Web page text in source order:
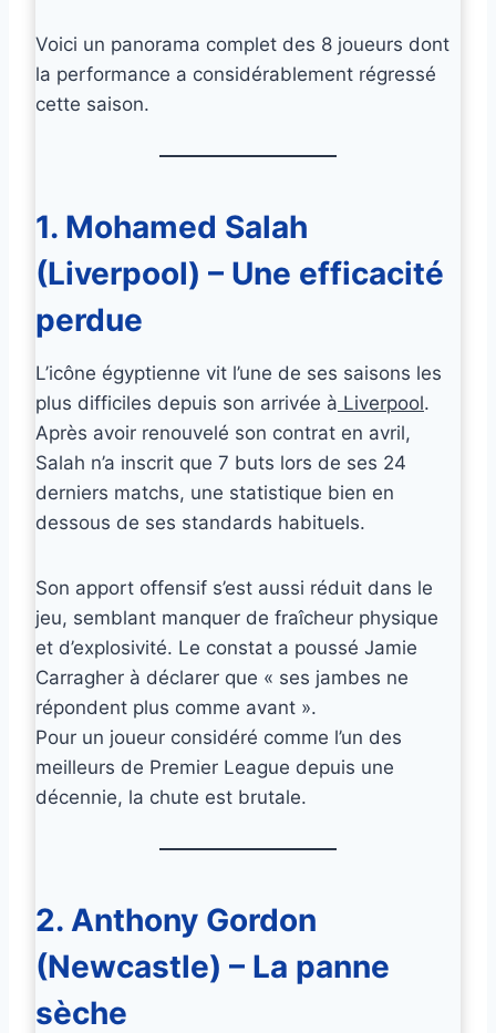
Voici un panorama complet des 8 joueurs dont
la performance a considérablement régressé
cette saison.
1. Mohamed Salah
(Liverpool) – Une efficacité
perdue
L’icône égyptienne vit l’une de ses saisons les
plus difficiles depuis son arrivée à Liverpool.
Après avoir renouvelé son contrat en avril,
Salah n’a inscrit que 7 buts lors de ses 24
derniers matchs, une statistique bien en
dessous de ses standards habituels.
Son apport offensif s’est aussi réduit dans le
jeu, semblant manquer de fraîcheur physique
et d’explosivité. Le constat a poussé Jamie
Carragher à déclarer que « ses jambes ne
répondent plus comme avant ».
Pour un joueur considéré comme l’un des
meilleurs de Premier League depuis une
décennie, la chute est brutale.
2. Anthony Gordon
(Newcastle) – La panne
sèche